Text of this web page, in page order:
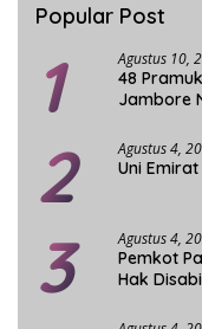
Popular Post
1 Agustus 10,
48
Jambore
2 Agustus 4,
Uni
3 Agustus 4,
Pemkot
Hak